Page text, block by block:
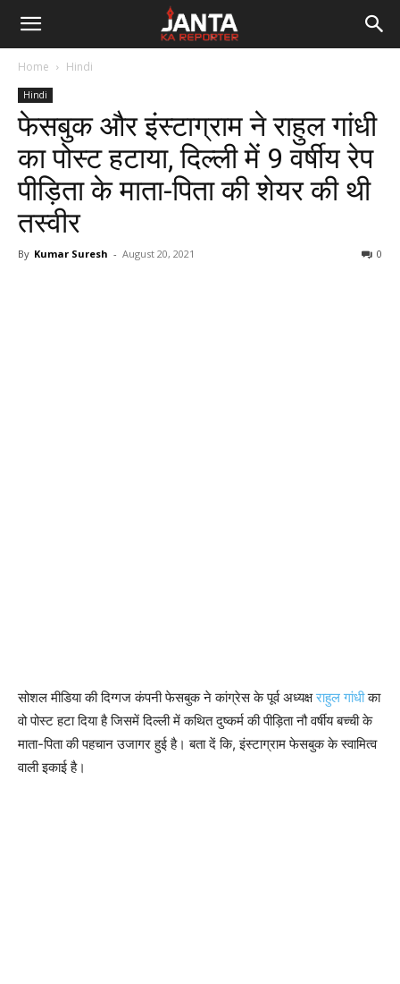
Janta
Reporter
Home Hindi
Hindi
फेसबुक और इंस्टाग्राम ने राहुल गांधी
का पोस्ट हटाया, दिल्ली में 9 वर्षीय रेप
पीड़िता के माता-पिता की शेयर की थी
तस्वीर
By Kumar Suresh - August 20, 2021 0
सोशल मीडिया की दिग्गज कंपनी फेसबुक ने कांग्रेस के पूर्व अध्यक्षराहुल गांधीका
वो पोस्ट हटा दिया है जिसमें दिल्ली में कथित दुष्कर्म की पीड़िता नौ वर्षीय बच्ची के
माता-पिता की पहचान उजागर हुई है। बता दें कि, इंस्टाग्राम फेसबुक के स्वामित्व
वाली इकाई है।